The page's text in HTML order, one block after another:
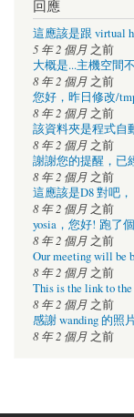
回應
這應該是跟 virtual
5 年 2 個月 之前
大概是...主機空間
8 年 2 個月 之前
您好，昨日修改/
8 年 2 個月 之前
該資料夾是程式自
8 年 2 個月 之前
謝謝您的提醒，已
8 年 2 個月 之前
這應該是D8 對吧，
8 年 2 個月 之前
yosia，您好! 跑了
8 年 2 個月 之前
Our meeting will be
8 年 2 個月 之前
This is the link to the
8 年 2 個月 之前
感謝 wanding 的照
8 年 2 個月 之前